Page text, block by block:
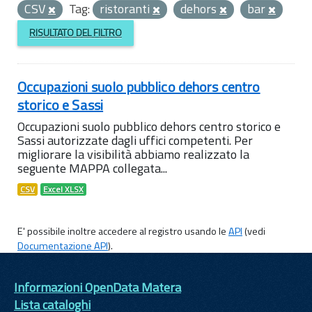
CSV
Tag: ristoranti dehors bar
RISULTATO DEL FILTRO
Occupazioni suolo pubblico dehors centro
storico e Sassi
Occupazioni suolo pubblico dehors centro storico e
Sassi autorizzate dagli uffici competenti. Per
migliorare la visibilità abbiamo realizzato la
seguente MAPPA collegata...
CSV Excel XLSX
E' possibile inoltre accedere al registro usando leAPI(vedi
Documentazione API).
Informazioni OpenData Matera
Lista cataloghi